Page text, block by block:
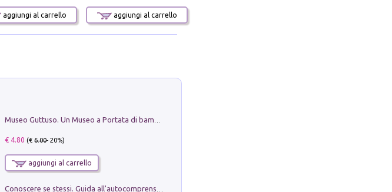
aggiungi al carrello aggiungi al carrello
€ 4.80 (€6.00- 20%)
aggiungi al carrello